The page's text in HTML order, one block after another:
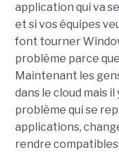
application qui va
et si vos équipes
font tourner
problème parce
Maintenant les
dans le cloud mais
problème qui se
applications,
rendre compatibles